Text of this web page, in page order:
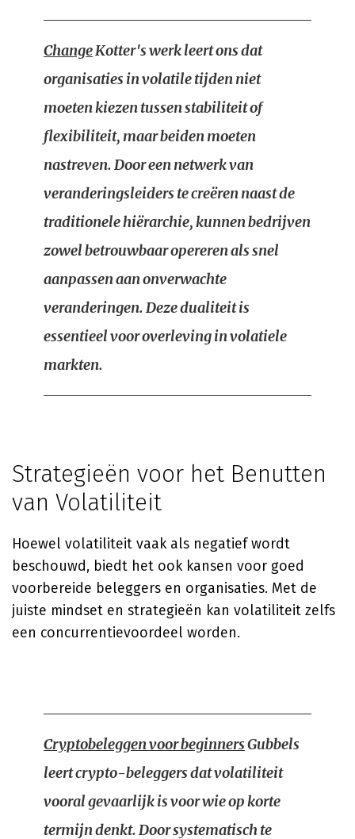
ChangeKotter's werk leert ons dat
organisaties in volatile tijden niet
moeten kiezen tussen stabiliteit of
flexibiliteit, maar beiden moeten
nastreven. Door een netwerk van
veranderingsleiders te creëren naast de
traditionele hiërarchie, kunnen bedrijven
zowel betrouwbaar opereren als snel
aanpassen aan onverwachte
veranderingen. Deze dualiteit is
essentieel voor overleving in volatiele
markten.
Strategieën voor het Benutten
van Volatiliteit
Hoewel volatiliteit vaak als negatief wordt
beschouwd, biedt het ook kansen voor goed
voorbereide beleggers en organisaties. Met de
juiste mindset en strategieën kan volatiliteit zelfs
een concurrentievoordeel worden.
Cryptobeleggen voor beginnersGubbels
leert crypto-beleggers dat volatiliteit
vooral gevaarlijk is voor wie op korte
termijn denkt. Door systematisch te